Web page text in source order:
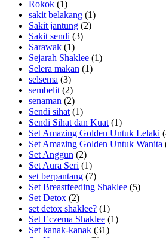
Rokok (1)
sakit belakang (1)
Sakit jantung (2)
Sakit sendi (3)
Sarawak (1)
Sejarah Shaklee (1)
Selera makan (1)
selsema (3)
sembelit (2)
senaman (2)
Sendi sihat (1)
Sendi Sihat dan Kuat (1)
Set Amazing Golden Untuk Lelaki
Set Amazing Golden Untuk Wanita
Set Anggun (2)
Set Aura Seri (1)
set berpantang (7)
Set Breastfeeding Shaklee (5)
Set Detox (2)
set detox shaklee? (1)
Set Eczema Shaklee (1)
Set kanak-kanak (31)